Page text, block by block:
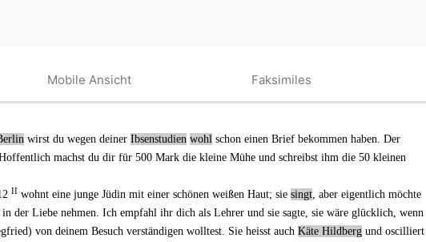
Mobile Ansicht Faksimiles
wirst du wegen deiner Ibsenstudien wohl schon einen Briefbekommen haben. Der
machst du dir für 500 Mark die kleine Mühe und schreibst ihm die 50 kleinen
IIwohnt eine junge Jüdin mit einer schönen weißen Haut; sie singt, aber eigentlich möchte
der Liebe nehmen. Ich empfahl ihr dich als Lehrer und sie sagte, sie wäre glücklich, wenn
von deinem Besuch verständigen wolltest. Sie heisst auch Käte Hildbergund oscilliert